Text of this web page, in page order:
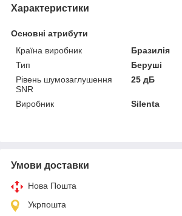
Характеристики
Основні атрибути
Країна виробник
Бразилія
Тип
Беруші
Рівень шумозаглушення
SNR
25 дБ
Виробник Silenta
Умови доставки
Нова Пошта
Укрпошта